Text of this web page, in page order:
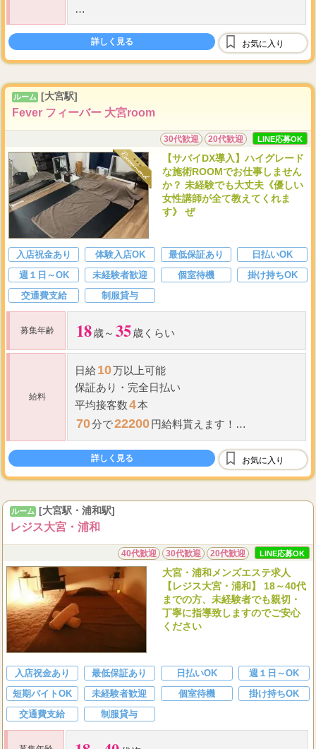
歩合60～75％＋ボーナス
指名料全額バック
最低保証制度あり
詳しく見る お気に入り
ルーム [大宮駅]
Fever フィーバー 大宮room
30代歓迎 20代歓迎 LINE応募OK
【サバイDX導入】ハイグレード
な施術ROOMでお仕事しません
か？ 未経験でも大丈夫《優しい
女性講師が全て教えてくれま
す》 ぜ
入店祝金あり 体験入店OK 最低保証あり
日払いOK
週１日～OK
未経験者歓迎 個室待機
掛け持ちOK
交通費支給
制服貸与
募集年齢 18歳～ 35歳くらい
給料
日給10万以上可能
保証あり ・ 完全日払い
平均接客数4本
70分で22200円給料貰えます！
分コース⇒最低 円以上～
100分コース⇒最低7,000円以上～
詳しく見る お気に入り
ルーム [大宮駅・浦和駅]
レジス大宮・浦和
40代歓迎 30代歓迎 20代歓迎 LINE応募OK
大宮・浦和メンズエステ求人
【レジス大宮・浦和】 18～40代
までの方、未経験者でも親切・
丁寧に指導致しますのでご安心
ください
入店祝金あり 最低保証あり 日払いOK
週１日～OK
短期バイトOK
未経験者歓迎 個室待機
掛け持ちOK
交通費支給
制服貸与